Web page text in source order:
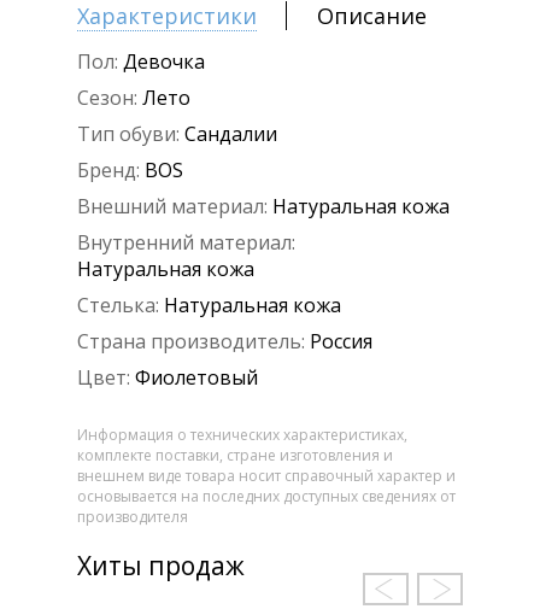
Характеристики Описание
Пол: Девочка
Сезон: Лето
Тип обуви: Сандалии
Бренд: BOS
Внешний материал: Натуральная кожа
Внутренний материал:
Натуральная кожа
Стелька: Натуральная кожа
Страна производитель: Россия
Цвет: Фиолетовый
Информация о технических характеристиках,
комплекте поставки, стране изготовления и
внешнем виде товара носит справочный характер и
основывается на последних доступных сведениях от
производителя
Хиты продаж